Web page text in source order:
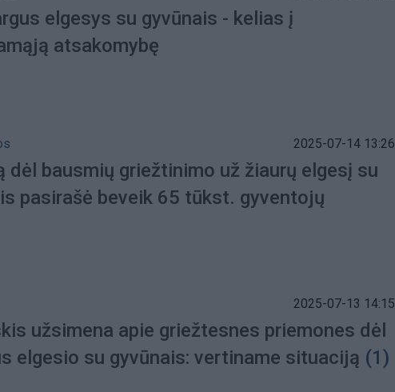
elgesys su gyvūnais - kelias į
atsakomybę
2025-07-14 13:26
dėl bausmių griežtinimo už žiaurų elgesį su
pasirašė beveik 65 tūkst. gyventojų
2025-07-13 14:15
užsimena apie griežtesnes priemones dėl
elgesio su gyvūnais: vertiname situaciją (1)